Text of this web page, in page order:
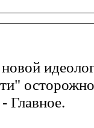
Главное.